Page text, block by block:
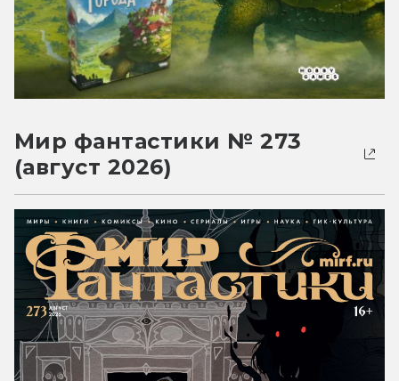
Мир фантастики № 273
(август 2026)